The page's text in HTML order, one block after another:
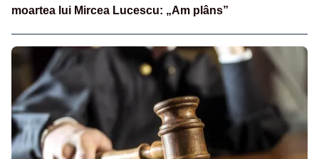
moartea lui Mircea Lucescu: „Am plâns”